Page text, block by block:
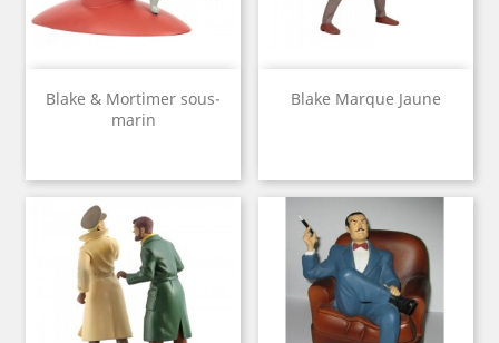
Blake & Mortimer sous-
marin
Blake Marque Jaune